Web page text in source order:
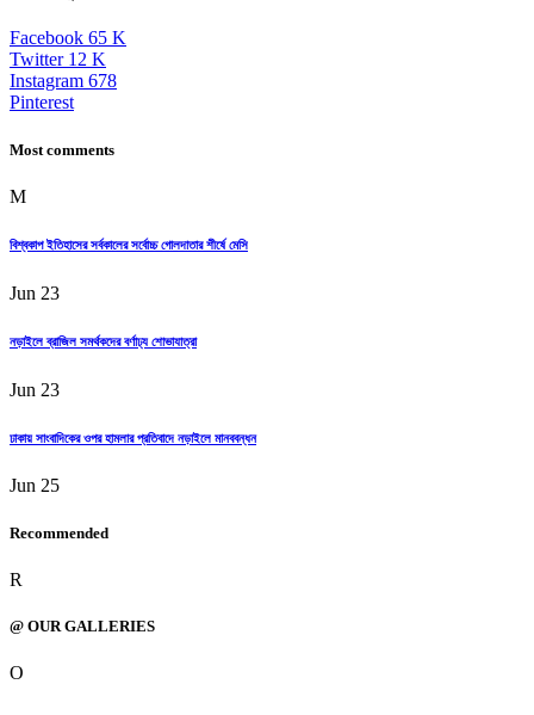
Facebook 65 K
Twitter 12 K
Instagram 678
Pinterest
Most comments
M
বিশ্বকাপ ইতিহাসের সর্বকালের সর্বোচ্চ গোলদাতার শীর্ষে মেসি
Jun 23
নড়াইলে ব্রাজিল সমর্থকদের বর্ণাঢ্য শোভাযাত্রা
Jun 23
ঢাকায় সাংবাদিকের ওপর হামলার প্রতিবাদে নড়াইলে মানববন্ধন
Jun 25
Recommended
R
@ OUR GALLERIES
O